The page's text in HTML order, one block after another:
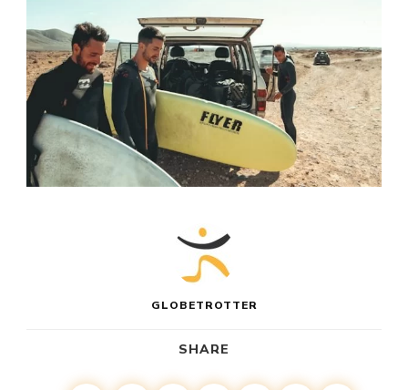
GLOBETROTTER
SHARE